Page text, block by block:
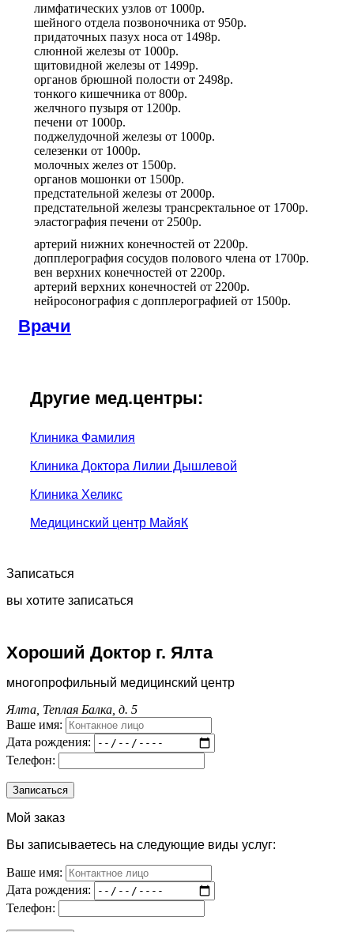
лимфатических узлов от 1000р.
шейного отдела позвоночника от 950р.
придаточных пазух носа от 1498р.
слюнной железы от 1000р.
щитовидной железы от 1499р.
органов брюшной полости от 2498р.
тонкого кишечника от 800р.
желчного пузыря от 1200р.
печени от 1000р.
поджелудочной железы от 1000р.
селезенки от 1000р.
молочных желез от 1500р.
органов мошонки от 1500р.
предстательной железы от 2000р.
предстательной железы трансректальное от 1700р.
эластография печени от 2500р.
артерий нижних конечностей от 2200р.
допплерография сосудов полового члена от 1700р.
вен верхних конечностей от 2200р.
артерий верхних конечностей от 2200р.
нейросонография с допплерографией от 1500р.
Врачи
Другие мед.центры:
Клиника Фамилия
Клиника Доктора Лилии Дышлевой
Клиника Хеликс
Медицинский центр МайяК
Записаться
вы хотите записаться
Хороший Доктор г. Ялта
многопрофильный медицинский центр
Ялта, Теплая Балка, д. 5
Ваше имя:
Дата рождения:
Телефон:
Мой заказ
Вы записываетесь на следующие виды услуг:
Ваше имя:
Дата рождения:
Телефон: